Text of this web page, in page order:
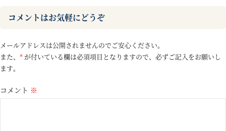
コメントはお気軽にどうぞ
メールアドレスは公開されませんのでご安心ください。
また、 * が付いている欄は必須項目となりますので、必ずご記入をお願いし
ます。
コメント ※